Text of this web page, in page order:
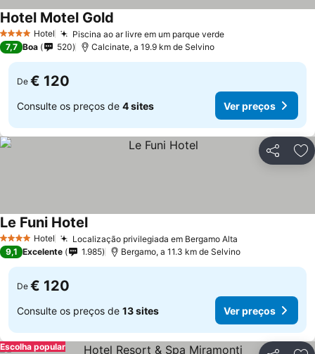
4 EstrelasHotel Piscina ao ar livre em um parque verde
Hotel Motel Gold
7,7 Boa 520 Calcinate, a 19.9 km de Selvino
De € 120
Consulte os preços de 4 sites Ver preços
Partilhar
4 EstrelasHotel Localização privilegiada em Bergamo Alta
Le Funi Hotel
9,1 Excelente 1.985 Bergamo, a 11.3 km de Selvino
De € 120
Consulte os preços de 13 sites Ver preços
Escolha popular